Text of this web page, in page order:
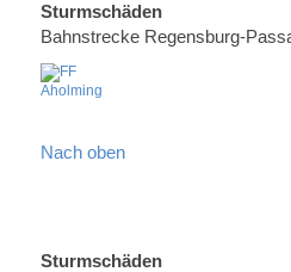
Sturmschäden
Bahnstrecke Regensburg-
Nach oben
Sturmschäden